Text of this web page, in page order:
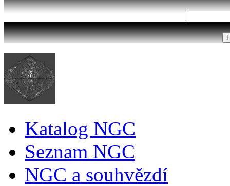
Katalog NGC
Seznam NGC
NGC a souhvězdí